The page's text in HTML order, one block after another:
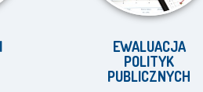
EWALUACJA
POLITYK
PUBLICZNYCH